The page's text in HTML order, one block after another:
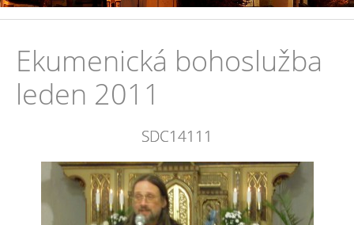
Ekumenická bohoslužba
leden 2011
SDC14111